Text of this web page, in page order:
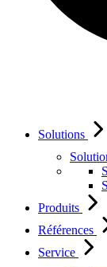
Solutions
Produits
Références
Service